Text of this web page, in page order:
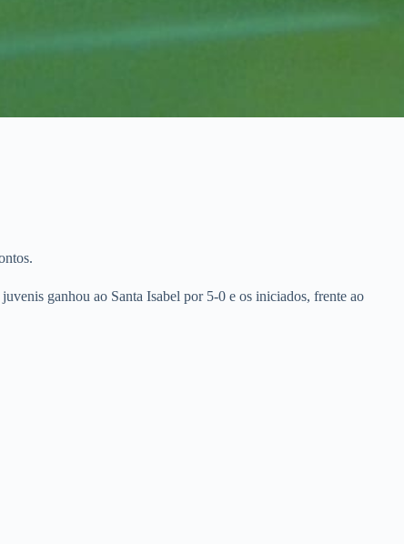
ganhou ao Santa Isabel por 5-0 e os iniciados, frente ao